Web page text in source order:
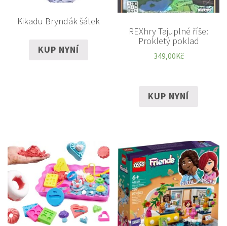
Kikadu Bryndák šátek
KUP NYNÍ
REXhry Tajuplné říše:
Prokletý poklad
349,00Kč
KUP NYNÍ